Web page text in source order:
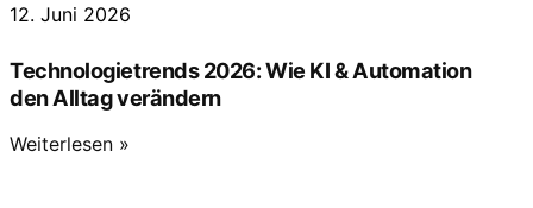
12. Juni 2026
Technologietrends 2026: Wie KI & Automation
den Alltag verändern
Weiterlesen »